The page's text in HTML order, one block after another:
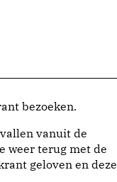
bezoeken.
vanuit de
weer terug met de
geloven en deze